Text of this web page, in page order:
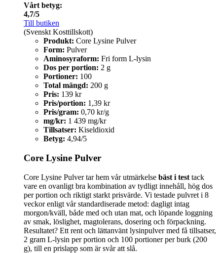
Vårt betyg:
4,7/5
Till butiken
(Svenskt Kosttillskott)
Produkt: Core Lysine Pulver
Form: Pulver
Aminosyraform: Fri form L-lysin
Dos per portion: 2 g
Portioner: 100
Total mängd: 200 g
Pris: 139 kr
Pris/portion: 1,39 kr
Pris/gram: 0,70 kr/g
mg/kr: 1 439 mg/kr
Tillsatser: Kiseldioxid
Betyg: 4,94/5
Core Lysine Pulver
Core Lysine Pulver tar hem vår utmärkelse bäst i test tack
vare en ovanligt bra kombination av tydligt innehåll, hög dos
per portion och riktigt starkt prisvärde. Vi testade pulvret i 8
veckor enligt vår standardiserade metod: dagligt intag
morgon/kväll, både med och utan mat, och löpande loggning
av smak, löslighet, magtolerans, dosering och förpackning.
Resultatet? Ett rent och lättanvänt lysinpulver med få tillsatser,
2 gram L‑lysin per portion och 100 portioner per burk (200
g), till en prislapp som är svår att slå.